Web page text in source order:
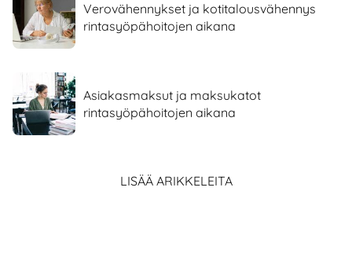
Verovähennykset ja kotitalousvähennys
rintasyöpähoitojen aikana
Asiakasmaksut ja maksukatot
rintasyöpähoitojen aikana
LISÄÄ ARIKKELEITA